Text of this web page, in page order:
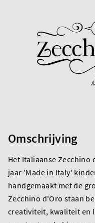
Omschrijving
Het Italiaanse
jaar 'Made in Italy'
handgemaakt met de
Zecchino d'Oro staan
creativiteit, kwaliteit en